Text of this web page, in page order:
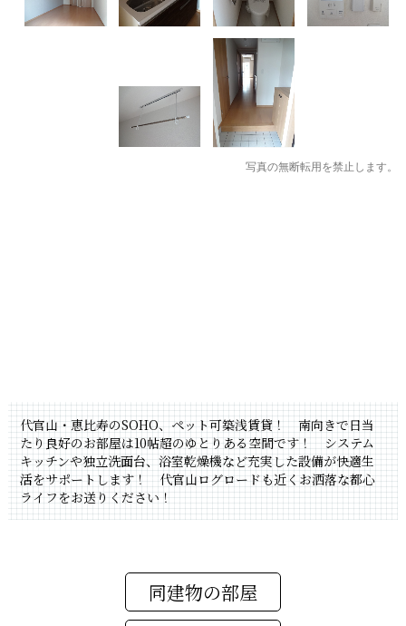
写真の無断転用を禁止します。
代官山・恵比寿のSOHO、ペット可築浅賃貸！ 南向きで日当
たり良好のお部屋は10帖超のゆとりある空間です！ システム
キッチンや独立洗面台、浴室乾燥機など充実した設備が快適生
活をサポートします！ 代官山ログロードも近くお洒落な都心
ライフをお送りください！
同建物の部屋